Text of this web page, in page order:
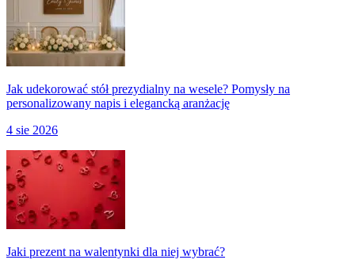
Jak udekorować stół prezydialny na wesele? Pomysły na
personalizowany napis i elegancką aranżację
4 sie 2026
Jaki prezent na walentynki dla niej wybrać?